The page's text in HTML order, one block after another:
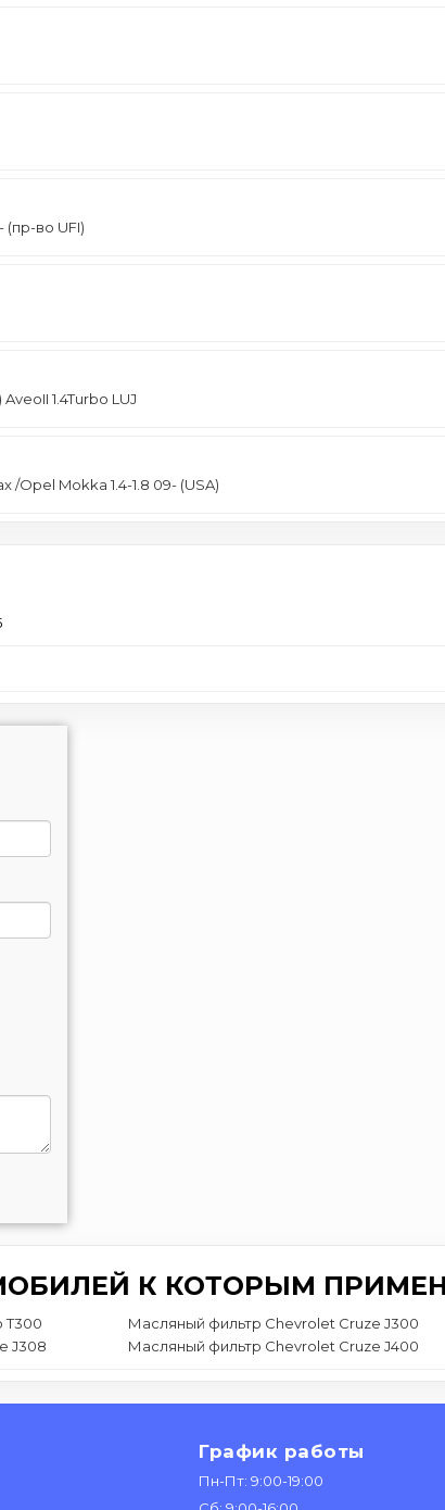
(пр-во UFI)
1.4Turbo LUJ
/Opel Mokka 1.4-1.8 09- (USA)
К КОТОРЫМ
T300 Масляный фильтр Chevrolet Cruze J300
J308
Масляный фильтр Chevrolet Cruze J400
График работы
Пн-Пт: 9:00-19:00